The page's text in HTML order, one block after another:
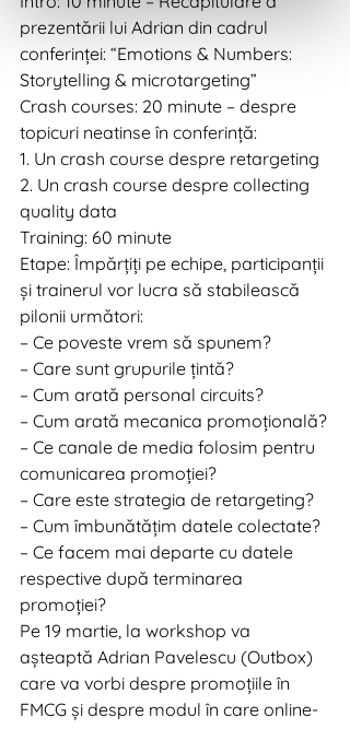
prezentării lui Adrian din cadrul
conferinței: “Emotions & Numbers:
Storytelling & microtargeting”
Crash courses: 20 minute – despre
topicuri neatinse în conferință:
1. Un crash course despre retargeting
2. Un crash course despre collecting
quality data
Training: 60 minute
Etape: Împărțiți pe echipe, participanții
și trainerul vor lucra să stabilească
pilonii următori:
– Ce poveste vrem să spunem?
– Care sunt grupurile țintă?
– Cum arată personal circuits?
– Cum arată mecanica promoțională?
– Ce canale de media folosim pentru
comunicarea promoției?
– Care este strategia de retargeting?
– Cum îmbunătățim datele colectate?
– Ce facem mai departe cu datele
respective după terminarea
promoției?
Pe 19 martie, la workshop va
așteaptă Adrian Pavelescu (Outbox)
care va vorbi despre promoțiile în
FMCG și despre modul în care online-